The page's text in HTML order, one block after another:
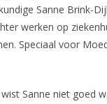
Sanne Brink-
werken op
Speciaal voor
Sanne niet goed